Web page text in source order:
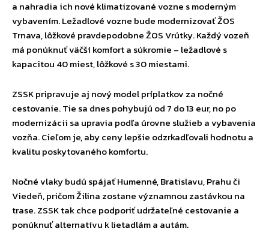
a nahradia ich nové klimatizované vozne s moderným
vybavením. Ležadlové vozne bude modernizovať ŽOS
Trnava, lôžkové pravdepodobne ŽOS Vrútky. Každý vozeň
má ponúknuť väčší komfort a súkromie – ležadlové s
kapacitou 40 miest, lôžkové s 30 miestami.
ZSSK pripravuje aj nový model príplatkov za nočné
cestovanie. Tie sa dnes pohybujú od 7 do 13 eur, no po
modernizácii sa upravia podľa úrovne služieb a vybavenia
vozňa. Cieľom je, aby ceny lepšie odzrkadľovali hodnotu a
kvalitu poskytovaného komfortu.
Nočné vlaky budú spájať Humenné, Bratislavu, Prahu či
Viedeň, pričom Žilina zostane významnou zastávkou na
trase. ZSSK tak chce podporiť udržateľné cestovanie a
ponúknuť alternatívu k lietadlám a autám.